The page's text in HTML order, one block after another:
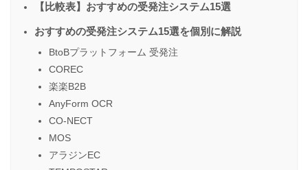
【比較表】おすすめの受発注システム15選
おすすめの受発注システム15選を個別に解説
BtoBプラットフォーム 受発注
COREC
楽楽B2B
AnyForm OCR
CO-NECT
MOS
アラジンEC